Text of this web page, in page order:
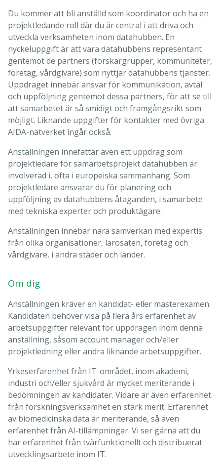
Du kommer att bli anställd som koordinator och ha en
projektledande roll där du är central i att driva och
utveckla verksamheten inom datahubben. En
nyckeluppgift är att vara datahubbens representant
gentemot de partners (forskargrupper, kommuniteter,
företag, vårdgivare) som nyttjar datahubbens tjänster.
Uppdraget innebär ansvar för kommunikation, avtal
och uppföljning gentemot dessa partners, för att se till
att samarbetet är så smidigt och framgångsrikt som
möjligt. Liknande uppgifter för kontakter med övriga
AIDA-nätverket ingår också.
Anställningen innefattar även ett uppdrag som
projektledare för samarbetsprojekt datahubben är
involverad i, ofta i europeiska sammanhang. Som
projektledare ansvarar du för planering och
uppföljning av datahubbens åtaganden, i samarbete
med tekniska experter och produktägare.
Anställningen innebär nära samverkan med expertis
från olika organisationer, lärosäten, företag och
vårdgivare, i andra städer och länder.
Om dig
Anställningen kräver en kandidat- eller masterexamen.
Kandidaten behöver visa på flera års erfarenhet av
arbetsuppgifter relevant för uppdragen inom denna
anställning, såsom account manager och/eller
projektledning eller andra liknande arbetsuppgifter.
Yrkeserfarenhet från IT-området, inom akademi,
industri och/eller sjukvård är mycket meriterande i
bedömningen av kandidater. Vidare är även erfarenhet
från forskningsverksamhet en stark merit. Erfarenhet
av biomedicinska data är meriterande, så även
erfarenhet från AI-tillämpningar. Vi ser gärna att du
har erfarenhet från tvärfunktionellt och distribuerat
utvecklingsarbete inom IT.